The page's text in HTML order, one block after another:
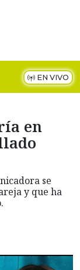
EN VIVO
en
se
y que ha